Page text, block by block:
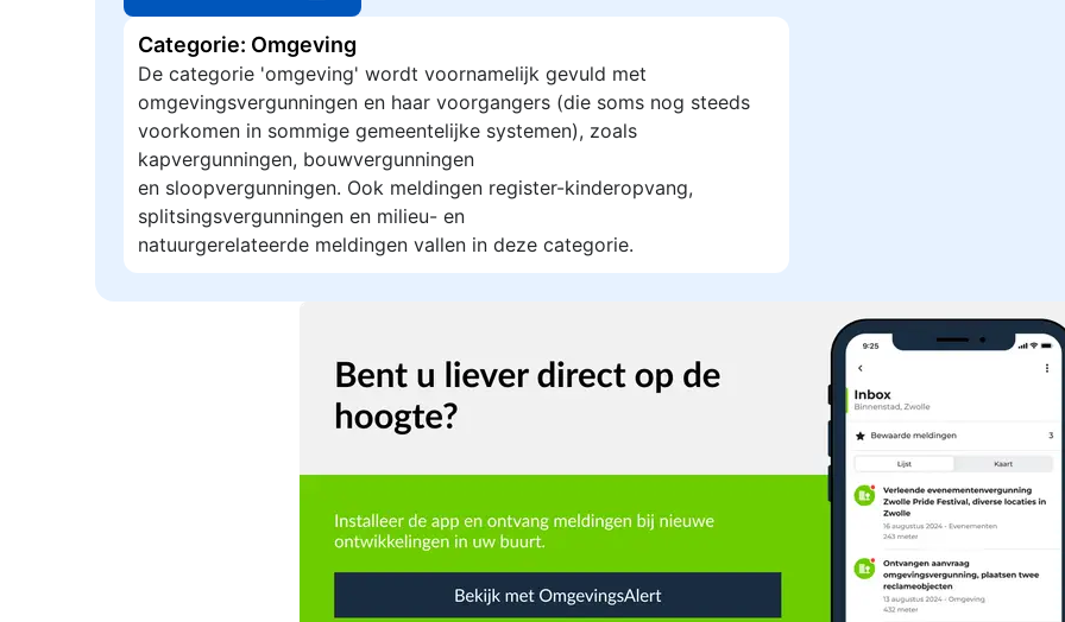
Categorie: Omgeving
De categorie 'omgeving' wordt voornamelijk gevuld met
omgevingsvergunningen en haar voorgangers (die soms nog steeds
voorkomen in sommige gemeentelijke systemen), zoals
kapvergunningen, bouwvergunningen
en sloopvergunningen. Ook meldingen register-kinderopvang,
splitsingsvergunningen en milieu- en
natuurgerelateerde meldingen vallen in deze categorie.